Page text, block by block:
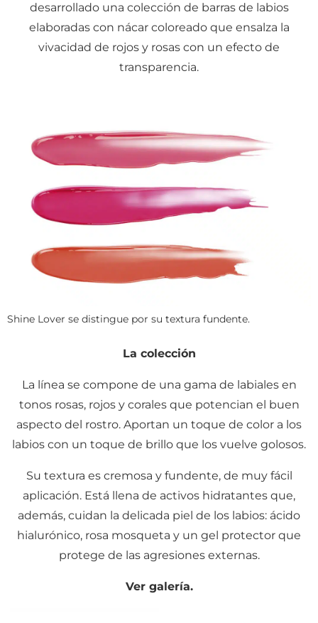
desarrollado una colección de barras de labios
elaboradas con nácar coloreado que ensalza la
vivacidad de rojos y rosas con un efecto de
transparencia.
Shine Lover se distingue por su textura fundente.
La colección
La línea se compone de una gama de labiales en
tonos rosas, rojos y corales que potencian el buen
aspecto del rostro. Aportan un toque de color a los
labios con un toque de brillo que los vuelve golosos.
Su textura es cremosa y fundente, de muy fácil
aplicación. Está llena de activos hidratantes que,
además, cuidan la delicada piel de los labios: ácido
hialurónico, rosa mosqueta y un gel protector que
protege de las agresiones externas.
Ver galería.